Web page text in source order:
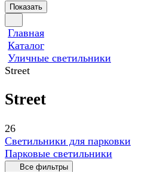
Показать
Главная
Каталог
Уличные светильники
Street
Street
26
Светильники для парковки
Парковые светильники
Все фильтры